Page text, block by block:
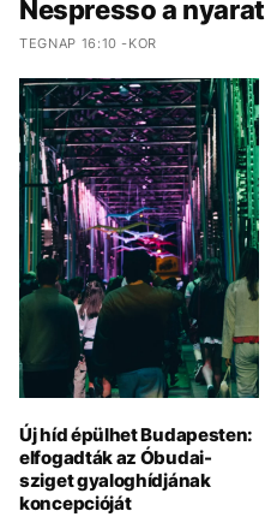
Nespresso a nyarat
TEGNAP 16:10 -KOR
Új híd épülhet Budapesten:
elfogadták az Óbudai-
sziget gyaloghídjának
koncepcióját